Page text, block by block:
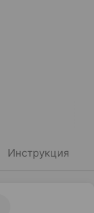
Инструкция